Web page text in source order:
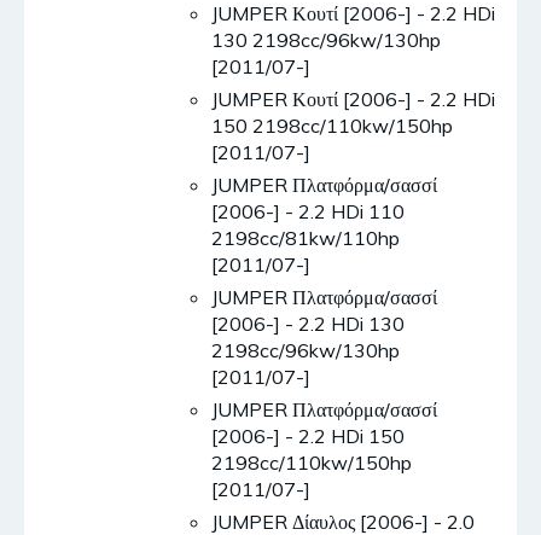
JUMPER Κουτί [2006-] - 2.2 HDi
130 2198cc/96kw/130hp
[2011/07-]
JUMPER Κουτί [2006-] - 2.2 HDi
150 2198cc/110kw/150hp
[2011/07-]
JUMPER Πλατφόρμα/σασσί
[2006-] - 2.2 HDi 110
2198cc/81kw/110hp
[2011/07-]
JUMPER Πλατφόρμα/σασσί
[2006-] - 2.2 HDi 130
2198cc/96kw/130hp
[2011/07-]
JUMPER Πλατφόρμα/σασσί
[2006-] - 2.2 HDi 150
2198cc/110kw/150hp
[2011/07-]
JUMPER Δίαυλος [2006-] - 2.0